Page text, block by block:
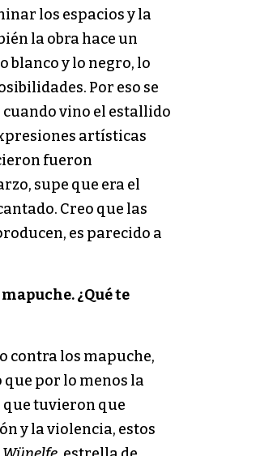
los espacios y la
la obra hace un
blanco y lo negro, lo
Por eso se
cuando vino el estallido
artísticas
fueron
supe que era el
Creo que las
es parecido a
¿Qué te
contra los mapuche,
por lo menos la
que tuvieron que
y la violencia, estos